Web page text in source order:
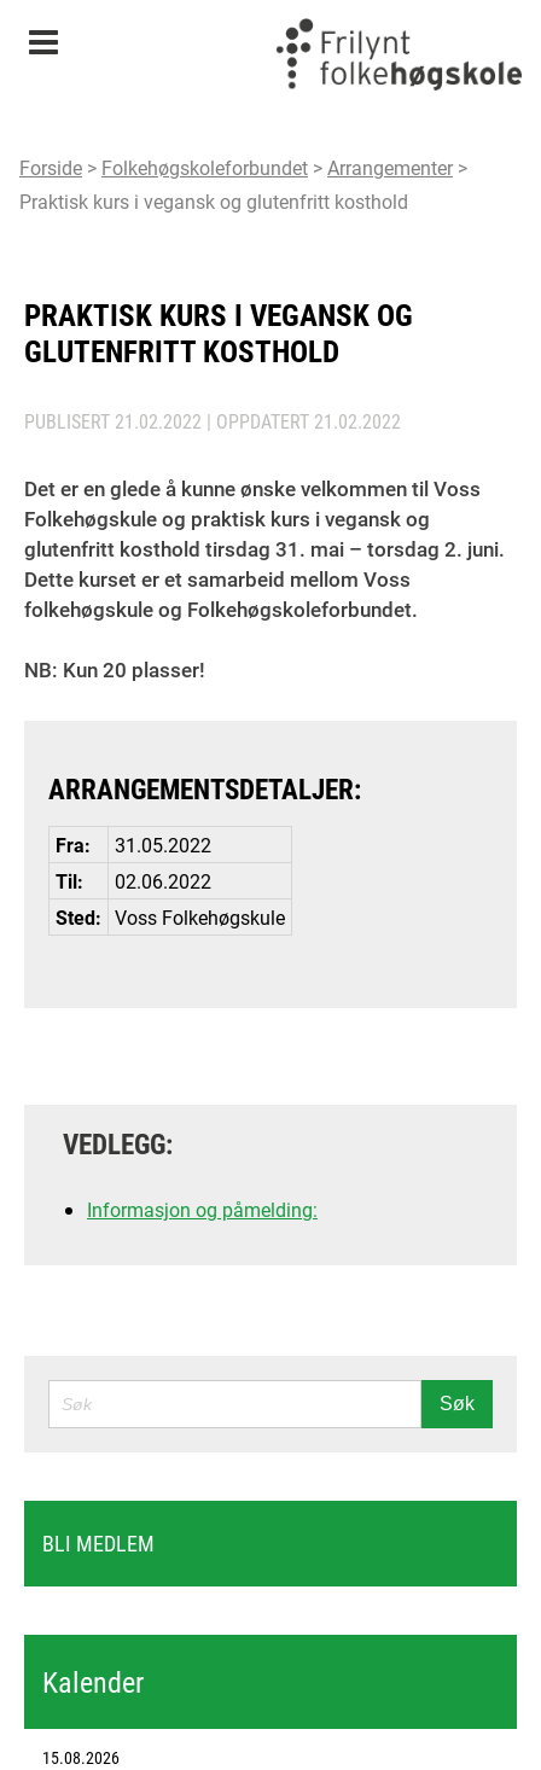
Meny
Forside > Folkehøgskoleforbundet >Arrangementer >
Praktisk kurs i vegansk og glutenfritt kosthold
PRAKTISK KURS I VEGANSK OG
GLUTENFRITT KOSTHOLD
PUBLISERT 21.02.2022 | OPPDATERT 21.02.2022
Det er en glede å kunne ønske velkommen til Voss
Folkehøgskule og praktisk kurs i vegansk og
glutenfritt kosthold tirsdag 31. mai – torsdag 2. juni.
Dette kurset er et samarbeid mellom Voss
folkehøgskule og Folkehøgskoleforbundet.
NB: Kun 20 plasser!
ARRANGEMENTSDETALJER:
Fra:
31.05.2022
Til:
02.06.2022
Sted: Voss Folkehøgskule
VEDLEGG:
Informasjon og påmelding:
SØK Søk
BLI MEDLEM
Kalender
15.08.2026